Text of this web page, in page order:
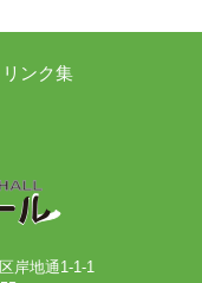
リンク集
岸地通1-1-1